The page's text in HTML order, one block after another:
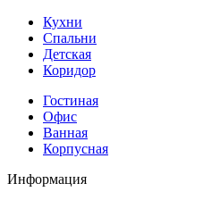
Кухни
Спальни
Детская
Коридор
Гостиная
Офис
Ванная
Корпусная
Информация